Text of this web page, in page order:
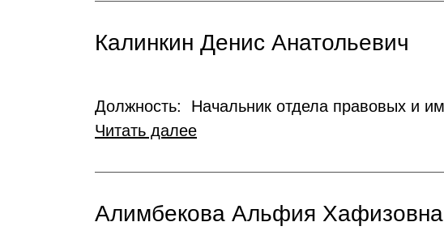
Калинкин Денис Анатольевич
Должность: Начальник отдела правовых и
Читать далее
Алимбекова Альфия Хафизовна